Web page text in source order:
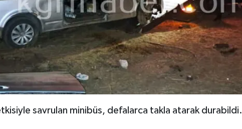
savrulan minibüs, defalarca takla atarak durabildi.